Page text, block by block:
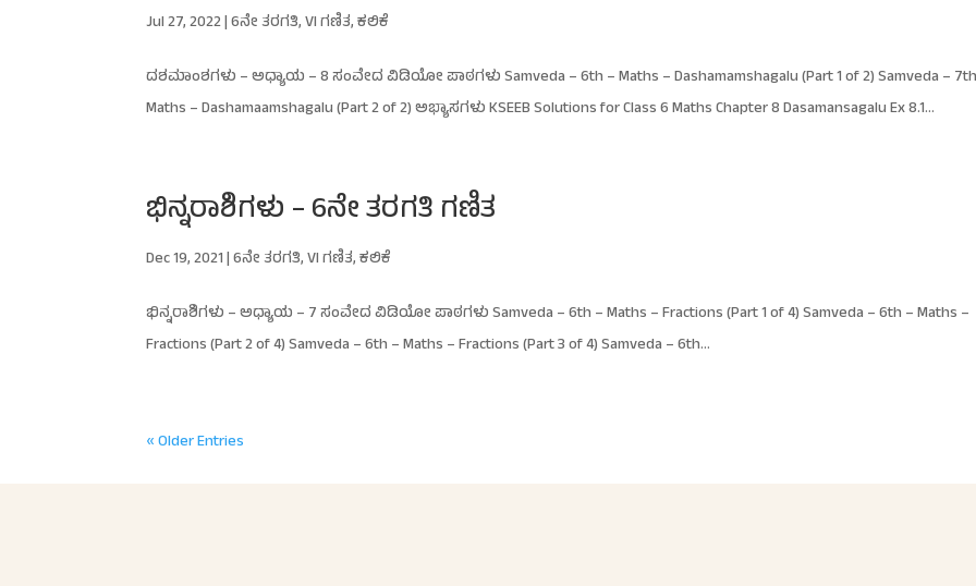
Jul 27, 2022|6ನೇ ತರಗತಿ,VI ಗಣಿತ,ಕಲಿಕೆ
ದಶಮಾಂಶಗಳು – ಅಧ್ಯಾಯ – 8 ಸಂವೇದ ವಿಡಿಯೋ ಪಾಠಗಳು Samveda – 6th – Maths – Dashamamshagalu (Part 1 of 2) Samveda –
Maths – Dashamaamshagalu (Part 2 of 2) ಅಭ್ಯಾಸಗಳು KSEEB Solutions for Class 6 Maths Chapter 8 Dasamansagalu Ex 8.1...
ಭಿನ್ನರಾಶಿಗಳು – 6ನೇ ತರಗತಿ ಗಣಿತ
Dec 19, 2021|6ನೇ ತರಗತಿ,VI ಗಣಿತ,ಕಲಿಕೆ
ಭಿನ್ನರಾಶಿಗಳು – ಅಧ್ಯಾಯ – 7 ಸಂವೇದ ವಿಡಿಯೋ ಪಾಠಗಳು Samveda – 6th – Maths – Fractions (Part 1 of 4) Samveda – 6th – Maths –
Fractions (Part 2 of 4) Samveda – 6th – Maths – Fractions (Part 3 of 4) Samveda – 6th...
« Older Entries